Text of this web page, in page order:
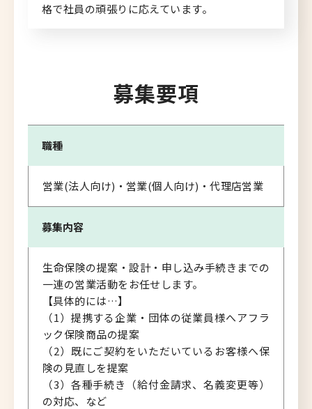
格で社員の頑張りに応えています。
募集要項
職種
営業(法人向け)・営業(個人向け)・代理店営業
募集内容
生命保険の提案・設計・申し込み手続きまでの
一連の営業活動をお任せします。
【具体的には…】
（1）提携する企業・団体の従業員様へアフラ
ック保険商品の提案
（2）既にご契約をいただいているお客様へ保
険の見直しを提案
（3）各種手続き（給付金請求、名義変更等）
の対応、など